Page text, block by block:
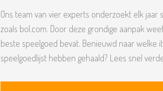
Ons team van vier experts onderzoekt elk
zoals bol.com. Door deze grondige aanpak
beste speelgoed bevat. Benieuwd naar welke
speelgoedlijst hebben gehaald? Lees snel